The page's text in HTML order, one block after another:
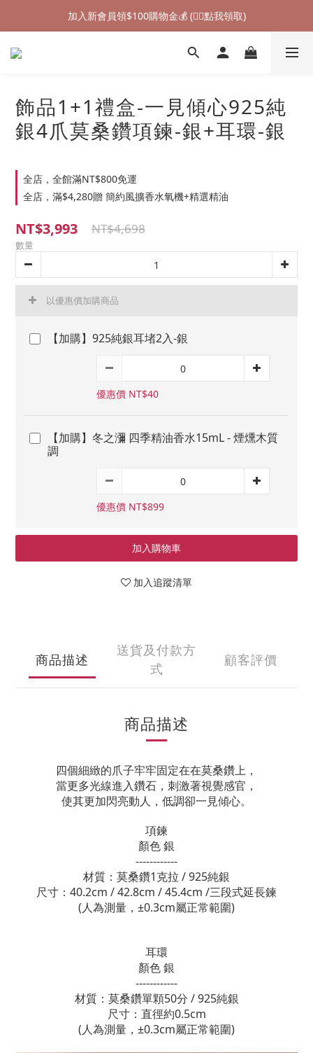
加入新會員領$100購物金💰 (👉🏻點我領取)
加入新會員領$100購物金💰 (👉🏻點我領取)
七夕情人節禮物❤85折起 (👉🏻點我探索)
飾品1+1禮盒-一見傾心925純
銀4爪莫桑鑽項鍊-銀+耳環-銀
全店，全館滿NT$800免運
全店，滿$4,280贈 簡約風擴香水氧機+精選精油
NT$3,993 NT$4,698
數量
以優惠價加購商品
【加購】925純銀耳堵2入-銀
優惠價 NT$40
【加購】冬之瀰 四季精油香水15mL - 煙燻木質
調
優惠價 NT$899
加入購物車
加入追蹤清單
商品描述
送貨及付款方
式
顧客評價
商品描述
四個細緻的爪子牢牢固定在在莫桑鑽上，
當更多光線進入鑽石，刺激著視覺感官，
使其更加閃亮動人，低調卻一見傾心。
項鍊
顏色 銀
------------
材質：莫桑鑽1克拉 / 925純銀
尺寸：40.2cm / 42.8cm / 45.4cm /三段式延長鍊
(人為測量，±0.3cm屬正常範圍)
耳環
顏色 銀
------------
材質：莫桑鑽單顆50分 / 925純銀
尺寸：直徑約0.5cm
(人為測量，±0.3cm屬正常範圍)